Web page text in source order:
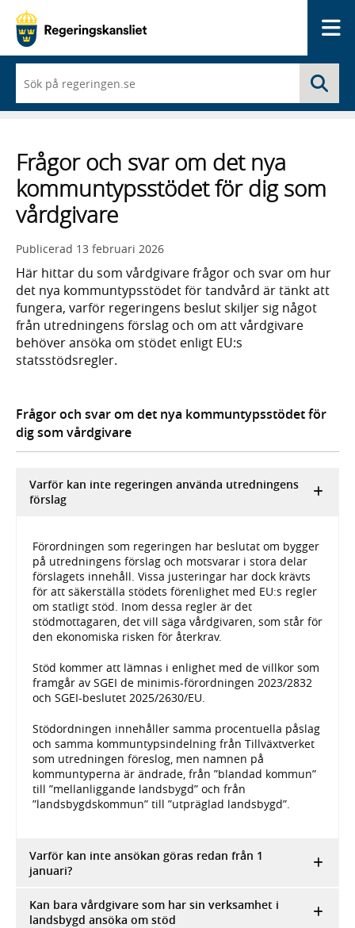
du
börjar
skriva
en
lista
med
sökförslag
Frågor och svar om det nya
kommuntypsstödet för dig som
vårdgivare
Publicerad 13 februari 2026
Här hittar du som vårdgivare frågor och svar om hur
det nya kommuntypsstödet för tandvård är tänkt att
fungera, varför regeringens beslut skiljer sig något
från utredningens förslag och om att vårdgivare
behöver ansöka om stödet enligt EU:s
statsstödsregler.
Frågor och svar om det nya kommuntypsstödet för
dig som vårdgivare
Varför kan inte regeringen använda utredningens
förslag
Förordningen som regeringen har beslutat om bygger
på utredningens förslag och motsvarar i stora delar
förslagets innehåll. Vissa justeringar har dock krävts
för att säkerställa stödets förenlighet med EU:s regler
om statligt stöd. Inom dessa regler är det
stödmottagaren, det vill säga vårdgivaren, som står för
den ekonomiska risken för återkrav.
Stöd kommer att lämnas i enlighet med de villkor som
framgår av SGEI de minimis-förordningen 2023/2832
och SGEI-beslutet 2025/2630/EU.
Stödordningen innehåller samma procentuella påslag
och samma kommuntypsindelning från Tillväxtverket
som utredningen föreslog, men namnen på
kommuntyperna är ändrade, från ”blandad kommun”
till ”mellanliggande landsbygd” och från
”landsbygdskommun” till ”utpräglad landsbygd”.
Varför kan inte ansökan göras redan från 1
januari?
Kan bara vårdgivare som har sin verksamhet i
landsbygd ansöka om stöd